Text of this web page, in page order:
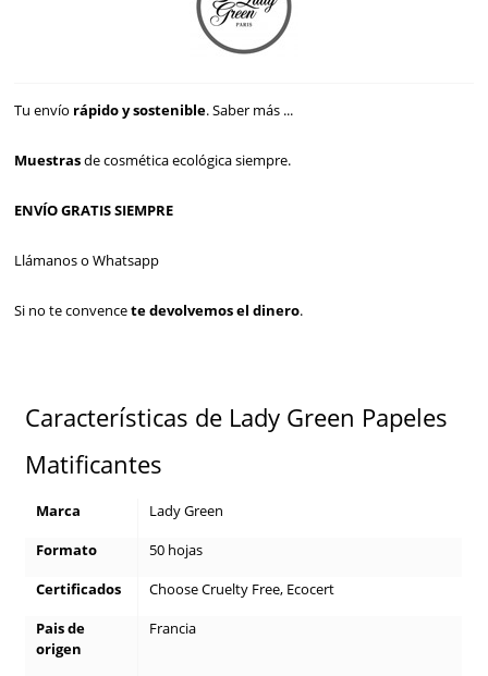
Tu envío rápido y sostenible.Saber más ...
Muestrasde cosmética ecológica siempre.
ENVÍO GRATIS SIEMPRE
Llámanos o Whatsapp
Si no te convencete devolvemos el dinero.
Características de Lady Green Papeles
Matificantes
Marca
Lady Green
Formato
50 hojas
Certificados
Choose Cruelty Free, Ecocert
Pais de
origen
Francia